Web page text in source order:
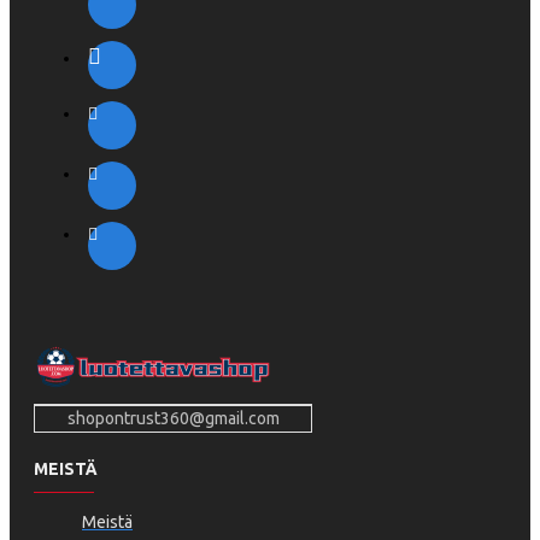
shopontrust360@gmail.com
MEISTÄ
Meistä